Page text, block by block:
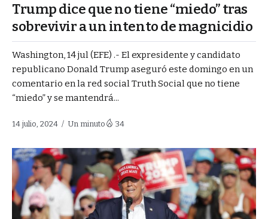
Trump dice que no tiene “miedo” tras
sobrevivir a un intento de magnicidio
Washington, 14 jul (EFE) .- El expresidente y candidato
republicano Donald Trump aseguró este domingo en un
comentario en la red social Truth Social que no tiene
“miedo” y se mantendrá...
14 julio, 2024 Un minuto 34